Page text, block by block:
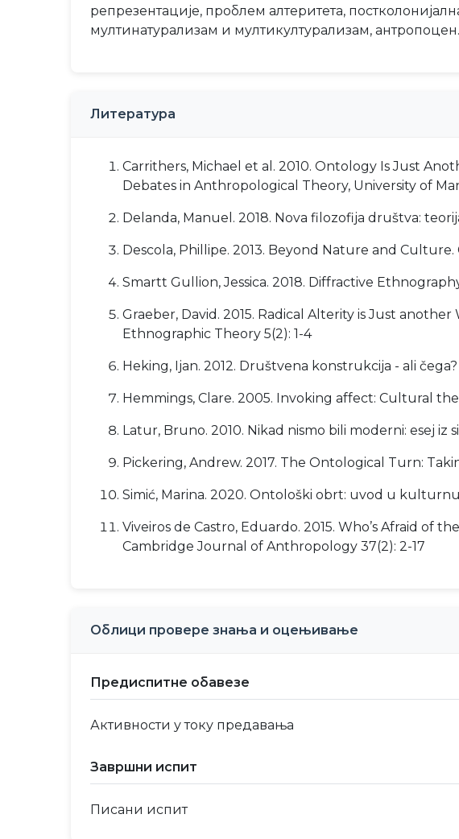
репрезентације, проблем алтеритета,
мултинатурализам и мултикултурализам, антропоцен.
Литература
Carrithers, Michael et al. 2010. Ontology Is Just
Debates in Anthropological Theory, University of
Delanda, Manuel. 2018. Nova filozofija društva:
Descola, Phillipe. 2013. Beyond Nature and
Smartt Gullion, Jessica. 2018. Diffractive
Graeber, David. 2015. Radical Alterity is Just
Ethnographic Theory 5(2): 1-4
Heking, Ijan. 2012. Društvena konstrukcija - ali
Hemmings, Clare. 2005. Invoking affect: Cultural
Latur, Bruno. 2010. Nikad nismo bili moderni: esej
Pickering, Andrew. 2017. The Ontological Turn:
Simić, Marina. 2020. Ontološki obrt: uvod u
Viveiros de Castro, Eduardo. 2015. Who’s Afraid of
Cambridge Journal of Anthropology 37(2): 2-17
Облици провере знања и оцењивање
Предиспитне обавезе
Активности у току предавања
Завршни испит
Писани испит